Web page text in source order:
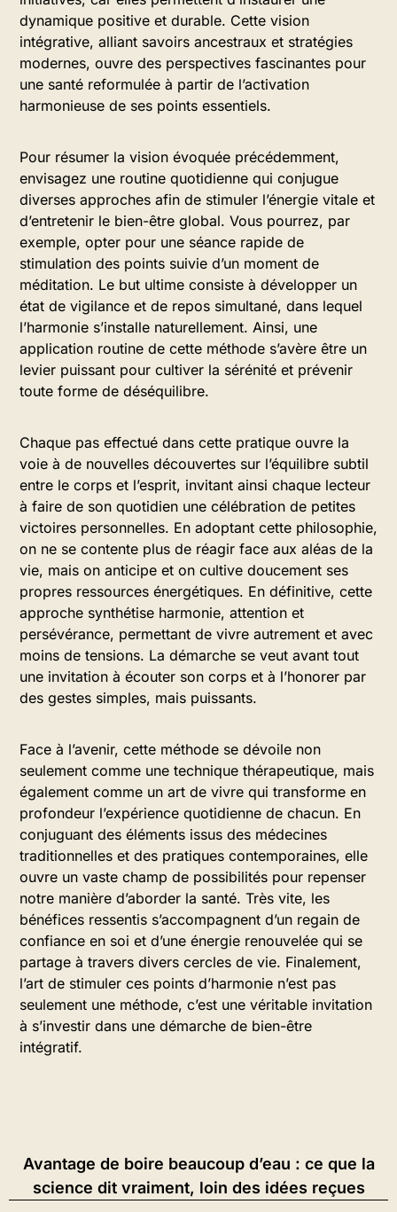
dynamique positive et durable. Cette vision
intégrative, alliant savoirs ancestraux et stratégies
modernes, ouvre des perspectives fascinantes pour
une santé reformulée à partir de l’activation
harmonieuse de ses points essentiels.
Pour résumer la vision évoquée précédemment,
envisagez une routine quotidienne qui conjugue
diverses approches afin de stimuler l’énergie vitale et
d’entretenir le bien-être global. Vous pourrez, par
exemple, opter pour une séance rapide de
stimulation des points suivie d’un moment de
méditation. Le but ultime consiste à développer un
état de vigilance et de repos simultané, dans lequel
l’harmonie s’installe naturellement. Ainsi, une
application routine de cette méthode s’avère être un
levier puissant pour cultiver la sérénité et prévenir
toute forme de déséquilibre.
Chaque pas effectué dans cette pratique ouvre la
voie à de nouvelles découvertes sur l’équilibre subtil
entre le corps et l’esprit, invitant ainsi chaque lecteur
à faire de son quotidien une célébration de petites
victoires personnelles. En adoptant cette philosophie,
on ne se contente plus de réagir face aux aléas de la
vie, mais on anticipe et on cultive doucement ses
propres ressources énergétiques. En définitive, cette
approche synthétise harmonie, attention et
persévérance, permettant de vivre autrement et avec
moins de tensions. La démarche se veut avant tout
une invitation à écouter son corps et à l’honorer par
des gestes simples, mais puissants.
Face à l’avenir, cette méthode se dévoile non
seulement comme une technique thérapeutique, mais
également comme un art de vivre qui transforme en
profondeur l’expérience quotidienne de chacun. En
conjuguant des éléments issus des médecines
traditionnelles et des pratiques contemporaines, elle
ouvre un vaste champ de possibilités pour repenser
notre manière d’aborder la santé. Très vite, les
bénéfices ressentis s’accompagnent d’un regain de
confiance en soi et d’une énergie renouvelée qui se
partage à travers divers cercles de vie. Finalement,
l’art de stimuler ces points d’harmonie n’est pas
seulement une méthode, c’est une véritable invitation
à s’investir dans une démarche de bien-être
intégratif.
Avantage de boire beaucoup d’eau : ce que la
science dit vraiment, loin des idées reçues